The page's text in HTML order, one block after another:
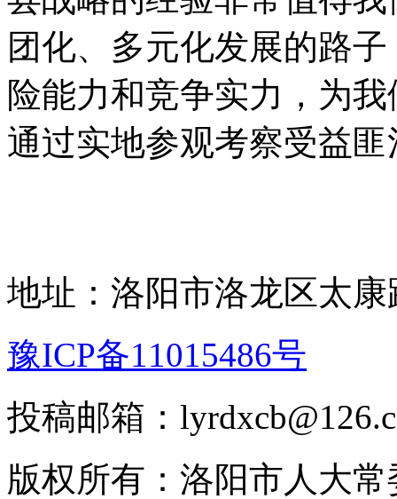
团化、多元化发展的路
险能力和竞争实力，为
通过实地参观考察受益
地址：洛阳市洛龙区太康
豫ICP备11015486号
投稿邮箱：
版权所有：洛阳市人大常